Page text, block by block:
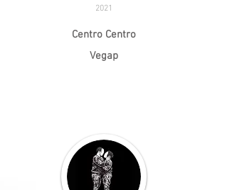
2021
Centro Centro
Vegap